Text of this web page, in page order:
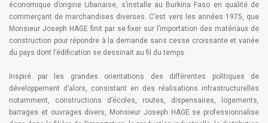
économique d’origine Libanaise, s’installe au Burkina Faso en qualité de
commerçant de marchandises diverses. C’est vers les années 1975, que
Monsieur Joseph HAGE finit par se fixer sur l’importation des matériaux de
construction pour répondre à la demande sans cesse croissante et variée
du pays dont l’édification se dessinait au fil du temps.
Inspiré par les grandes orientations des différentes politiques de
développement d’alors, consistant en des réalisations infrastructurelles
notamment, constructions d’écoles, routes, dispensaires, logements,
barrages et ouvrages divers, Monsieur Joseph HAGE se professionnalise